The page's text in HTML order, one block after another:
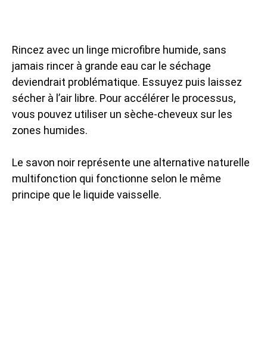
Rincez avec un linge microfibre humide, sans
jamais rincer à grande eau car le séchage
deviendrait problématique. Essuyez puis laissez
sécher à l’air libre. Pour accélérer le processus,
vous pouvez utiliser un sèche-cheveux sur les
zones humides.
Le savon noir représente une alternative naturelle
multifonction qui fonctionne selon le même
principe que le liquide vaisselle.